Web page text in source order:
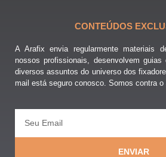
CONTEÚDOS
A Arafix envia regularmente materiais
nossos profissionais, desenvolvem
diversos assuntos do universo dos
mail está seguro conosco. Somos contra o
ENVIAR